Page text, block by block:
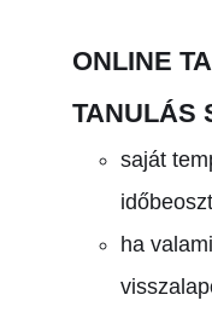
ONLINE
TANULÁS
saját
ha